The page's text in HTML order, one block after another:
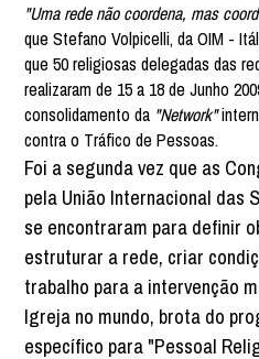
"Uma rede não coordena, mas
que Stefano Volpicelli, da OIM -
que 50 religiosas delegadas das
realizaram de 15 a 18 de Junho
consolidamento da "Network"
contra o Tráfico de Pessoas.
Foi a segunda vez que as
pela União Internacional das
se encontraram para definir
estruturar a rede, criar
trabalho para a intervenção
Igreja no mundo, brota do
específico para "Pessoal